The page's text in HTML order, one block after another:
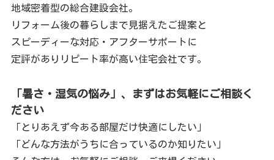
地域密着型の総合建設会社。
リフォーム後の暮らしまで見据えたご提案と
スピーディーな対応・アフターサポートに
定評がありリピート率が高い住宅会社です。
「暑さ・湿気の悩み」、まずはお気軽にご相談く
ださい
「とりあえず今ある部屋だけ快適にしたい」
「どんな方法がうちに合っているのか知りたい」